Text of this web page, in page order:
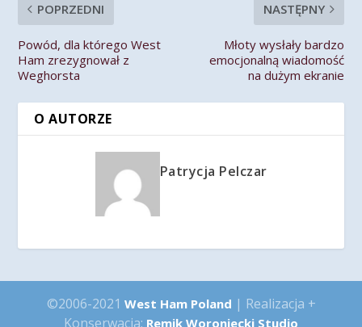
POPRZEDNI
Powód, dla którego West
Ham zrezygnował z
Weghorsta
NASTĘPNY
Młoty wysłały bardzo
emocjonalną wiadomość
na dużym ekranie
O AUTORZE
Patrycja Pelczar
©2006-2021 West Ham Poland | Realizacja +
Konserwacja: Remik Woroniecki Studio